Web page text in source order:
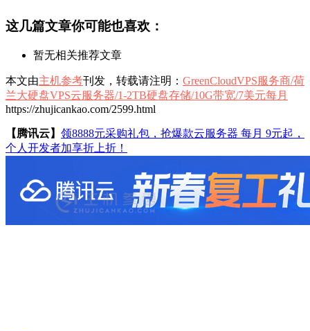
这几篇文章你可能也喜欢：
暂无相关推荐文章
本文由主机参考刊发，转载请注明： GreenCloudVPS服务商/荷
兰大硬盘VPS云服务器/1-2TB硬盘存储/10G带宽/7美元每月
https://zhujicankao.com/2599.html
【腾讯云】 领8888元采购礼包，抢爆款云服务器 每月 9元起，
个人开发者加享折上折！